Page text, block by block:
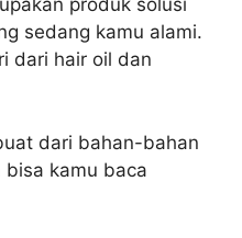
produk solusi
sedang kamu alami.
dari hair oil dan
dari bahan-bahan
bisa kamu baca